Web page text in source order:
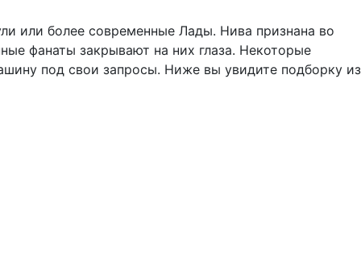
или более современные Лады. Нива признана во
фанаты закрывают на них глаза. Некоторые
под свои запросы. Ниже вы увидите подборку из